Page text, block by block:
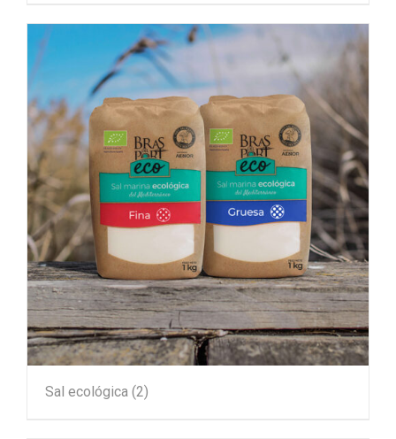
Sal ecológica (2)